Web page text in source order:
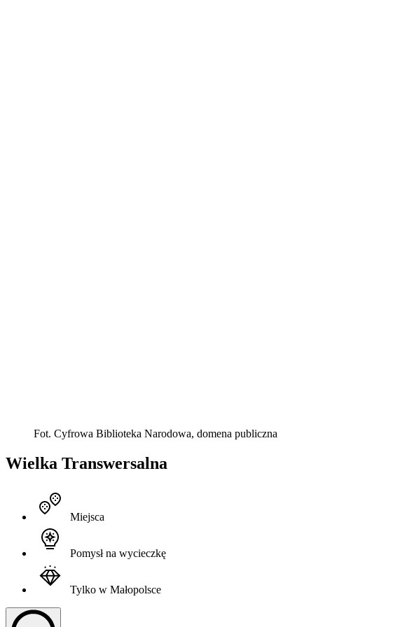
Fot. Cyfrowa Biblioteka Narodowa, domena publiczna
Wielka Transwersalna
Miejsca
Pomysł na wycieczkę
Tylko w Małopolsce